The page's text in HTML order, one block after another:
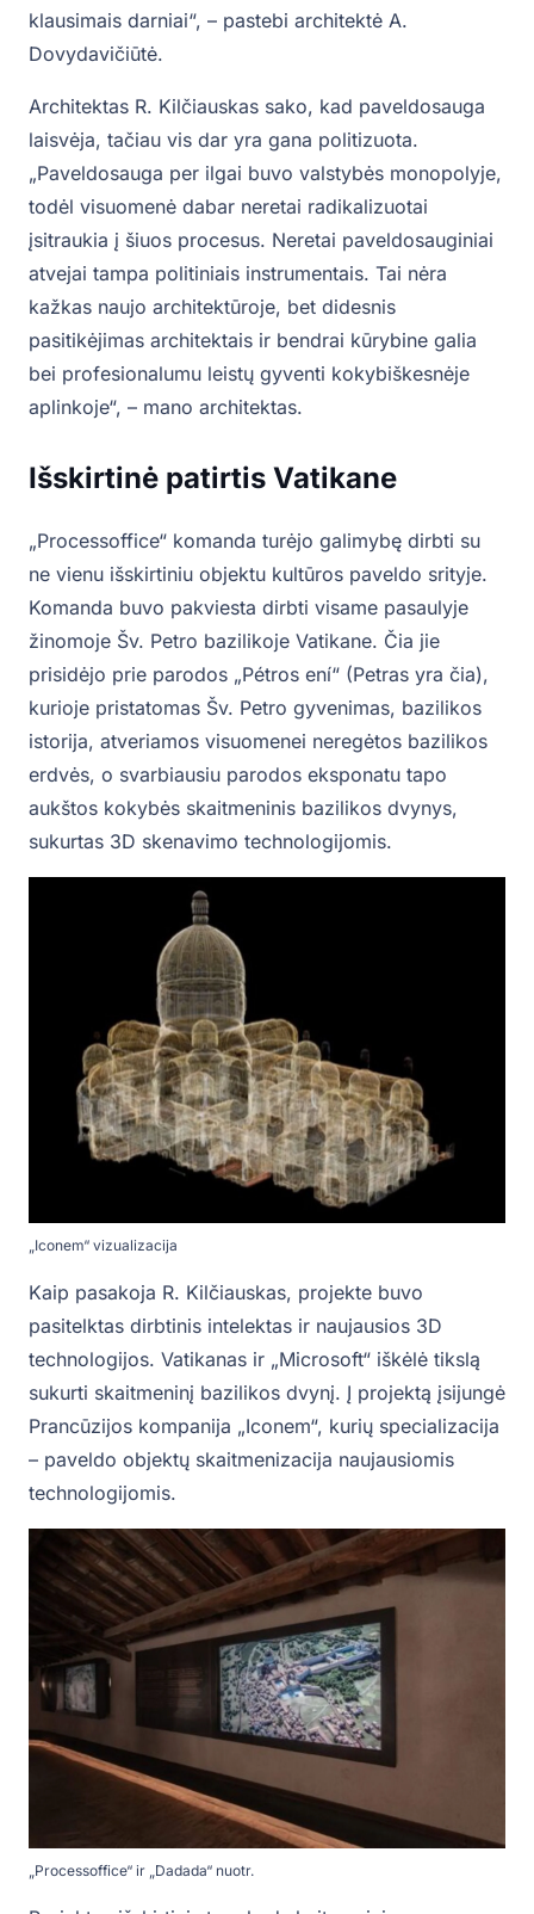
klausimais darniai“, – pastebi architektė A.
Dovydavičiūtė.
Architektas R. Kilčiauskas sako, kad paveldosauga
laisvėja, tačiau vis dar yra gana politizuota.
„Paveldosauga per ilgai buvo valstybės monopolyje,
todėl visuomenė dabar neretai radikalizuotai
įsitraukia į šiuos procesus. Neretai paveldosauginiai
atvejai tampa politiniais instrumentais. Tai nėra
kažkas naujo architektūroje, bet didesnis
pasitikėjimas architektais ir bendrai kūrybine galia
bei profesionalumu leistų gyventi kokybiškesnėje
aplinkoje“, – mano architektas.
Išskirtinė patirtis Vatikane
„Processoffice“ komanda turėjo galimybę dirbti su
ne vienu išskirtiniu objektu kultūros paveldo srityje.
Komanda buvo pakviesta dirbti visame pasaulyje
žinomoje Šv. Petro bazilikoje Vatikane. Čia jie
prisidėjo prie parodos „Pétros ení“ (Petras yra čia),
kurioje pristatomas Šv. Petro gyvenimas, bazilikos
istorija, atveriamos visuomenei neregėtos bazilikos
erdvės, o svarbiausiu parodos eksponatu tapo
aukštos kokybės skaitmeninis bazilikos dvynys,
sukurtas 3D skenavimo technologijomis.
„Iconem“ vizualizacija
Kaip pasakoja R. Kilčiauskas, projekte buvo
pasitelktas dirbtinis intelektas ir naujausios 3D
technologijos. Vatikanas ir „Microsoft“ iškėlė tikslą
sukurti skaitmeninį bazilikos dvynį. Į projektą įsijungė
Prancūzijos kompanija „Iconem“, kurių specializacija
– paveldo objektų skaitmenizacija naujausiomis
technologijomis.
„Processoffice“ ir „Dadada“ nuotr.